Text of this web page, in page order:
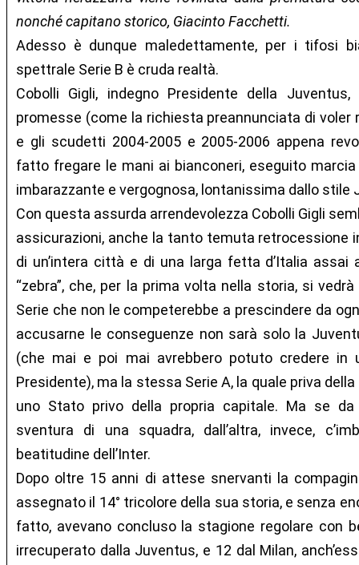
nonché capitano storico, Giacinto Facchetti.
Adesso è dunque maledettamente, per i tifosi
spettrale Serie B è cruda realtà.
Cobolli Gigli, indegno Presidente della
promesse (come la richiesta preannunciata di voler
e gli scudetti 2004-2005 e 2005-2006 appena
fatto fregare le mani ai bianconeri, eseguito
imbarazzante e vergognosa, lontanissima dallo stile
Con questa assurda arrendevolezza Cobolli Gigli
assicurazioni, anche la tanto temuta retrocessione
di un’intera città e di una larga fetta d’Italia assai
“zebra”, che, per la prima volta nella storia, si
Serie che non le competerebbe a prescindere da
accusarne le conseguenze non sarà solo la
(che mai e poi mai avrebbero potuto credere in
Presidente), ma la stessa Serie A, la quale priva
uno Stato privo della propria capitale. Ma se
sventura di una squadra, dall’altra, invece,
beatitudine dell’Inter.
Dopo oltre 15 anni di attese snervanti la
assegnato il 14° tricolore della sua storia, e senza
fatto, avevano concluso la stagione regolare con
irrecuperato dalla Juventus, e 12 dal Milan,